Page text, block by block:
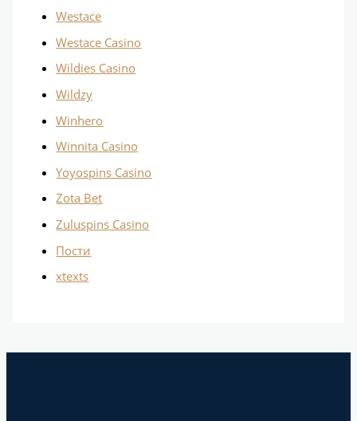
Westace
Westace Casino
Wildies Casino
Wildzy
Winhero
Winnita Casino
Yoyospins Casino
Zota Bet
Zuluspins Casino
Пости
хtexts